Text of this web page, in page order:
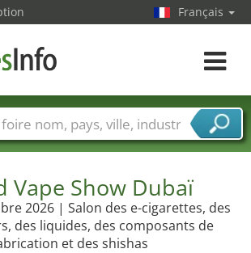
Vape Show Dubaï
2026 | Salon des e-cigarettes, des
des liquides, des composants de
et des shishas
Français
Toggle
Pays Villes
Secteurs de foire